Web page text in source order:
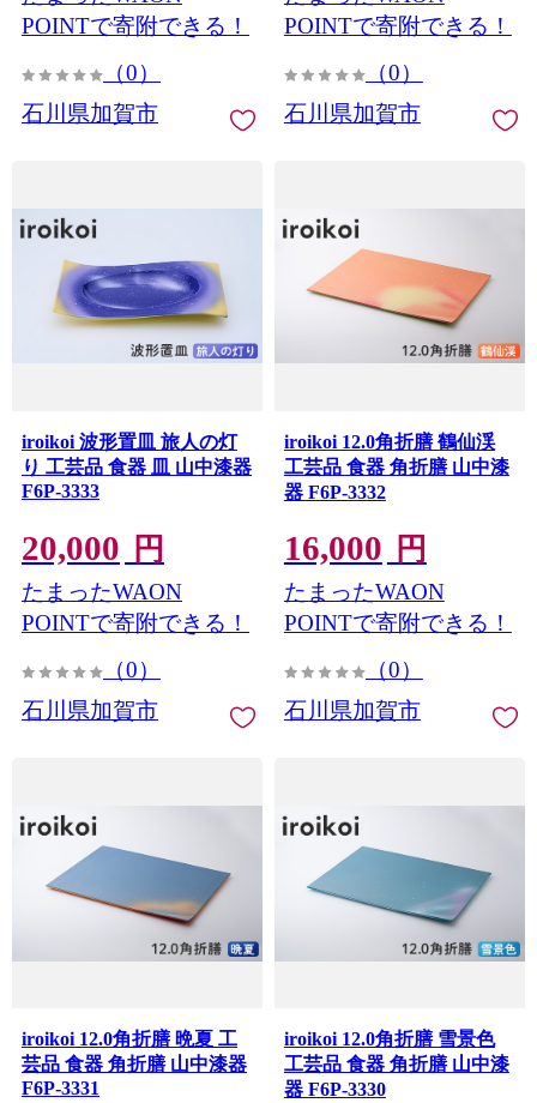
POINTで寄附できる！
（0）
石川県加賀市
POINTで寄附できる！
（0）
石川県加賀市
iroikoi 波形置皿 旅人の灯
り 工芸品 食器 皿 山中漆器
F6P-3333
20,000 円
たまったWAON
POINTで寄附できる！
（0）
石川県加賀市
iroikoi 12.0角折膳 鶴仙渓
工芸品 食器 角折膳 山中漆
器 F6P-3332
16,000 円
たまったWAON
POINTで寄附できる！
（0）
石川県加賀市
iroikoi 12.0角折膳 晩夏 工
芸品 食器 角折膳 山中漆器
F6P-3331
iroikoi 12.0角折膳 雪景色
工芸品 食器 角折膳 山中漆
器 F6P-3330